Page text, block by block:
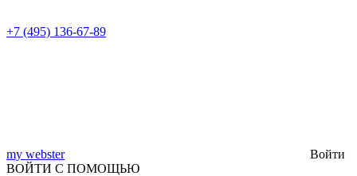
+7 (495) 136-67-89
my webster
Войти
ВОЙТИ С ПОМОЩЬЮ